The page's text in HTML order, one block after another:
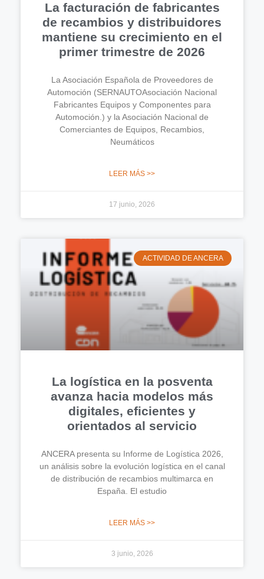
La facturación de fabricantes
de recambios y distribuidores
mantiene su crecimiento en el
primer trimestre de 2026
La Asociación Española de Proveedores de
Automoción (SERNAUTOAsociación Nacional
Fabricantes Equipos y Componentes para
Automoción.) y la Asociación Nacional de
Comerciantes de Equipos, Recambios,
Neumáticos
LEER MÁS >>
17 junio, 2026
ACTIVIDAD DE ANCERA
La logística en la posventa
avanza hacia modelos más
digitales, eficientes y
orientados al servicio
ANCERA presenta su Informe de Logística 2026,
un análisis sobre la evolución logística en el canal
de distribución de recambios multimarca en
España. El estudio
LEER MÁS >>
3 junio, 2026